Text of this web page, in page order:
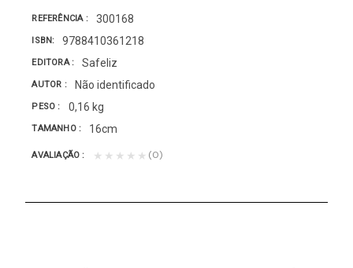
REFERÊNCIA 300168
ISBN 9788410361218
EDITORA Safeliz
AUTOR Não identificado
PESO 0,16 kg
TAMANHO 16cm
AVALIAÇÃO ★★★★★ (0)